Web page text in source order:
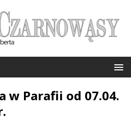
w Parafii od 07.04.